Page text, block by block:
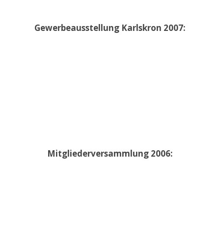
Gewerbeausstellung Karlskron 2007:
Mitgliederversammlung 2006: